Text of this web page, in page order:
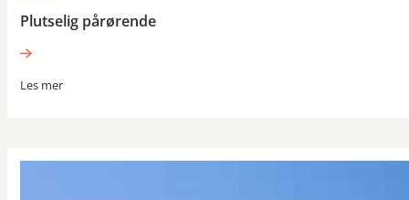
Plutselig pårørende
Les mer